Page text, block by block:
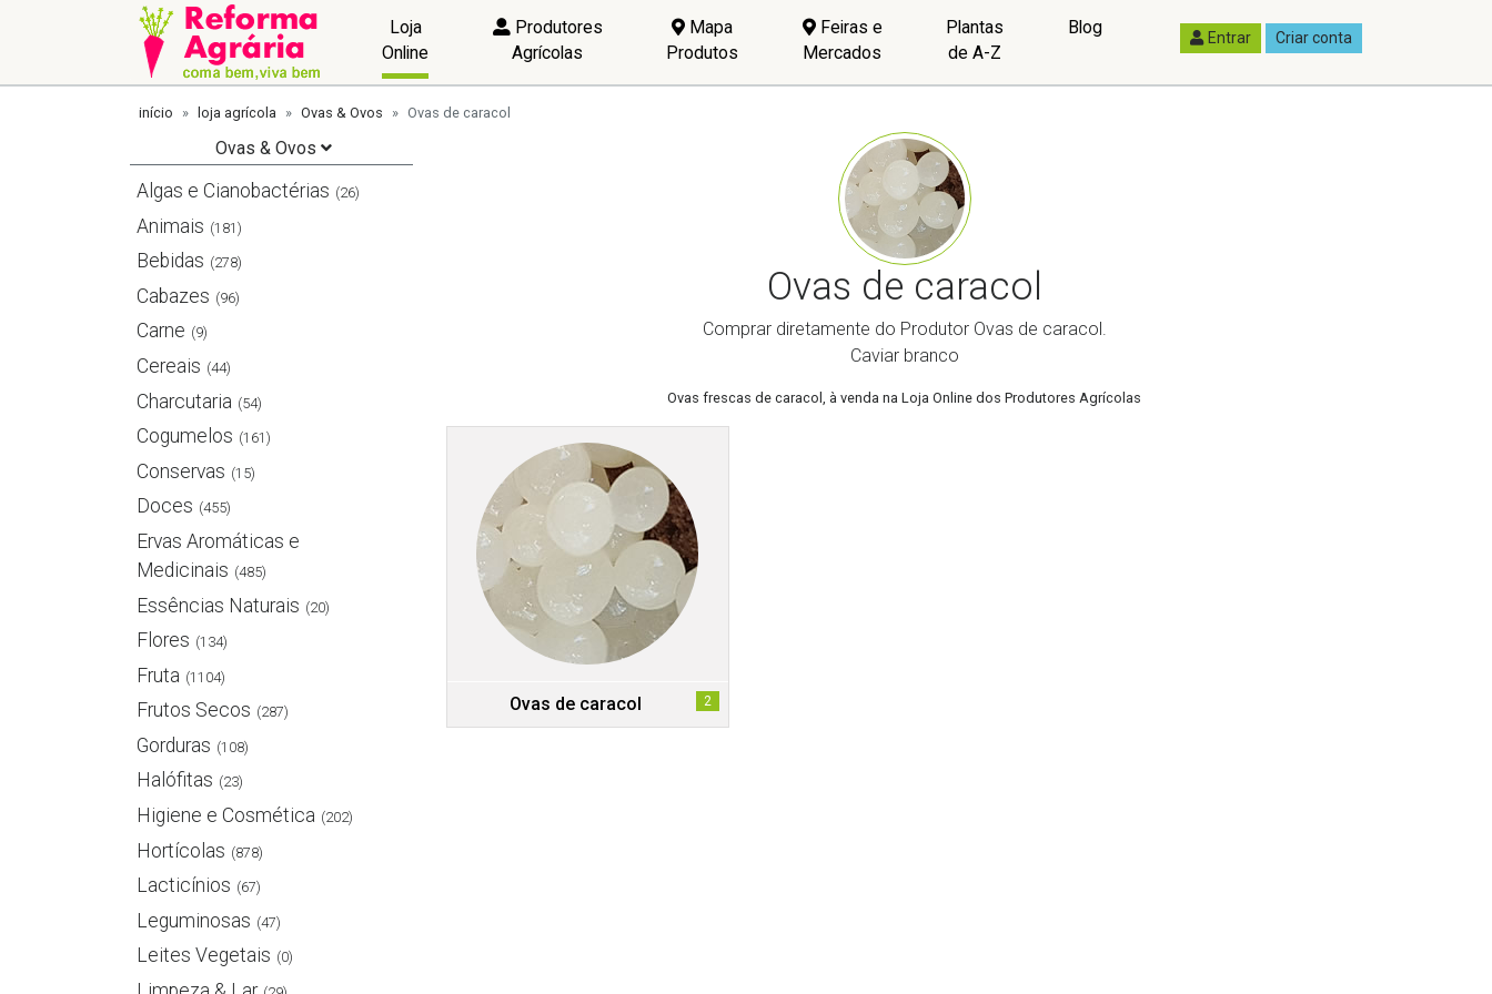
Loja
Online
Produtores
Agrícolas
Mapa
Produtos
Feiras e
Mercados
Plantas
de A-Z
Blog Entrar Criar conta
início loja agrícola Ovas & Ovos Ovas de caracol
Ovas & Ovos
Algas e Cianobactérias (26)
Animais (181)
Bebidas (278)
Cabazes (96)
Carne (9)
Cereais (44)
Charcutaria (54)
Cogumelos (161)
Conservas (15)
Doces (455)
Ervas Aromáticas e
Medicinais (485)
Essências Naturais (20)
Flores (134)
Fruta (1104)
Frutos Secos (287)
Gorduras (108)
Halófitas (23)
Higiene e Cosmética (202)
Hortícolas (878)
Lacticínios (67)
Leguminosas (47)
Leites Vegetais (0)
Ovas de caracol
Comprar diretamente do Produtor Ovas de caracol.
Caviar branco
Ovas frescas de caracol, à venda na Loja Online dos Produtores Agrícolas
Ovas de caracol 2